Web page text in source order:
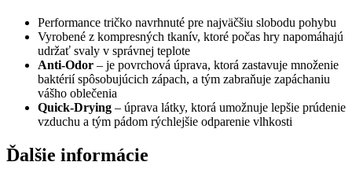
Performance tričko navrhnuté pre najväčšiu slobodu pohybu
Vyrobené z kompresných tkanív, ktoré počas hry napomáhajú
udržať svaly v správnej teplote
Anti-Odor – je povrchová úprava, ktorá zastavuje množenie
baktérií spôsobujúcich zápach, a tým zabraňuje zapáchaniu
vášho oblečenia
Quick-Drying – úprava látky, ktorá umožnuje lepšie prúdenie
vzduchu a tým pádom rýchlejšie odparenie vlhkosti
Ďalšie informácie